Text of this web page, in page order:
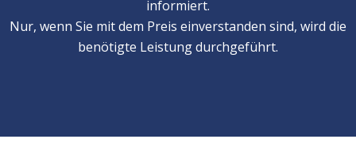
informiert.
Nur, wenn Sie mit dem Preis einverstanden sind, wird die
benötigte Leistung durchgeführt.